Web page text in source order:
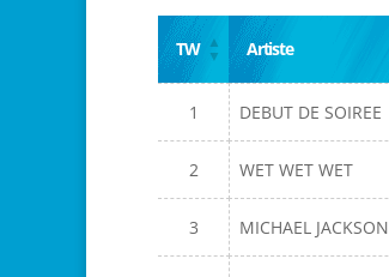
TW Artiste
1 DEBUT DE SOIREE
2 WET WET WET
3 MICHAEL JACKSON